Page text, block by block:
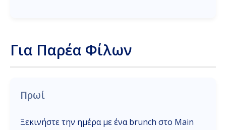
Για Παρέα Φίλων
Πρωί
Ξεκινήστε την ημέρα με ένα brunch στο Main